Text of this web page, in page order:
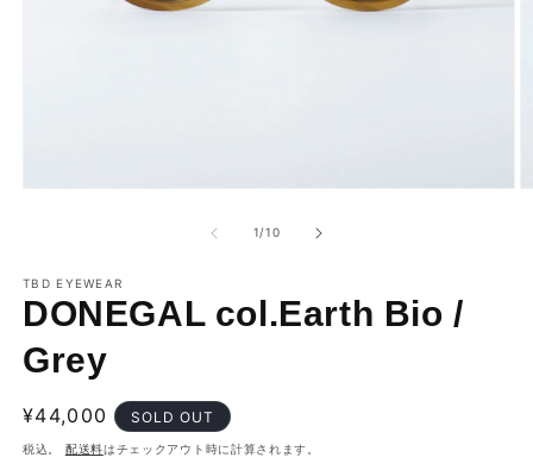
で
メ
デ
ィ
ア
を
開
く
1/の
10
TBD EYEWEAR
DONEGAL col.Earth Bio /
Grey
通
常
¥44,000 SOLD OUT
税込。 配送料はチェックアウト時に計算されます。